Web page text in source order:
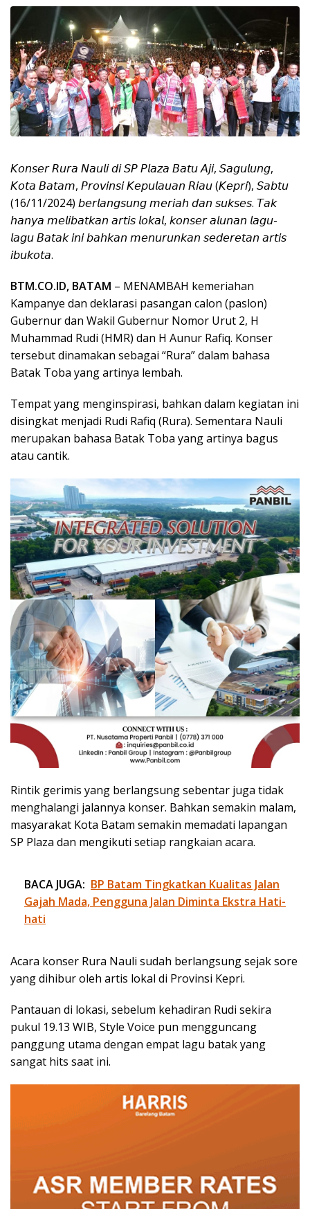
𝘒𝘰𝘯𝘴𝘦𝘳 𝘙𝘶𝘳𝘢 𝘕𝘢𝘶𝘭𝘪 𝘥𝘪 𝘚𝘗 𝘗𝘭𝘢𝘻𝘢 𝘉𝘢𝘵𝘶 𝘈𝘫𝘪, 𝘚𝘢𝘨𝘶𝘭𝘶𝘯𝘨,
𝘒𝘰𝘵𝘢 𝘉𝘢𝘵𝘢𝘮, 𝘗𝘳𝘰𝘷𝘪𝘯𝘴𝘪 𝘒𝘦𝘱𝘶𝘭𝘢𝘶𝘢𝘯 𝘙𝘪𝘢𝘶 (𝘒𝘦𝘱𝘳𝘪), 𝘚𝘢𝘣𝘵𝘶
(16/11/2024) 𝘣𝘦𝘳𝘭𝘢𝘯𝘨𝘴𝘶𝘯𝘨 𝘮𝘦𝘳𝘪𝘢𝘩 𝘥𝘢𝘯 𝘴𝘶𝘬𝘴𝘦𝘴. 𝘛𝘢𝘬
𝘩𝘢𝘯𝘺𝘢 𝘮𝘦𝘭𝘪𝘣𝘢𝘵𝘬𝘢𝘯 𝘢𝘳𝘵𝘪𝘴 𝘭𝘰𝘬𝘢𝘭, 𝘬𝘰𝘯𝘴𝘦𝘳 𝘢𝘭𝘶𝘯𝘢𝘯 𝘭𝘢𝘨𝘶-
𝘭𝘢𝘨𝘶 𝘉𝘢𝘵𝘢𝘬 𝘪𝘯𝘪 𝘣𝘢𝘩𝘬𝘢𝘯 𝘮𝘦𝘯𝘶𝘳𝘶𝘯𝘬𝘢𝘯 𝘴𝘦𝘥𝘦𝘳𝘦𝘵𝘢𝘯 𝘢𝘳𝘵𝘪𝘴
𝘪𝘣𝘶𝘬𝘰𝘵𝘢.
BTM.CO.ID, BATAM – MENAMBAH kemeriahan
Kampanye dan deklarasi pasangan calon (paslon)
Gubernur dan Wakil Gubernur Nomor Urut 2, H
Muhammad Rudi (HMR) dan H Aunur Rafiq. Konser
tersebut dinamakan sebagai “Rura” dalam bahasa
Batak Toba yang artinya lembah.
Tempat yang menginspirasi, bahkan dalam kegiatan ini
disingkat menjadi Rudi Rafiq (Rura). Sementara Nauli
merupakan bahasa Batak Toba yang artinya bagus
atau cantik.
Rintik gerimis yang berlangsung sebentar juga tidak
menghalangi jalannya konser. Bahkan semakin malam,
masyarakat Kota Batam semakin memadati lapangan
SP Plaza dan mengikuti setiap rangkaian acara.
BACA JUGA: BP Batam Tingkatkan Kualitas Jalan
Gajah Mada, Pengguna Jalan Diminta Ekstra Hati-
hati
Acara konser Rura Nauli sudah berlangsung sejak sore
yang dihibur oleh artis lokal di Provinsi Kepri.
Pantauan di lokasi, sebelum kehadiran Rudi sekira
pukul 19.13 WIB, Style Voice pun mengguncang
panggung utama dengan empat lagu batak yang
sangat hits saat ini.